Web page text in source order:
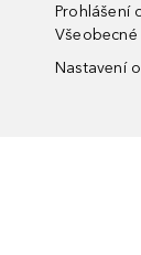
Prohlášení
Nastavení